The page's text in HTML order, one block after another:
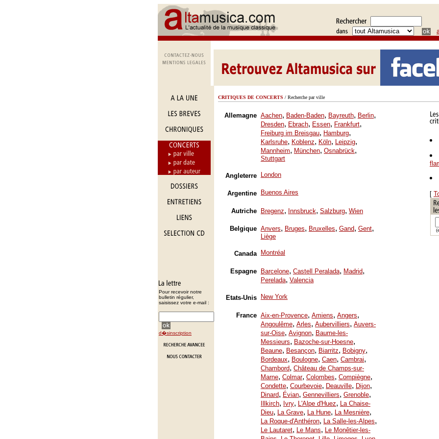
Pour recevoir notre
bulletin régulier,
saisissez votre e-mail :
d�sinscription
CRITIQUES DE CONCERTS / Recherche par ville
Allemagne Aachen, Baden-Baden, Bayreuth, Berlin,
Dresden, Ebrach, Essen, Frankfurt,
Freiburg im Breisgau, Hamburg,
Karlsruhe, Koblenz, Köln, Leipzig,
Mannheim, München, Osnabrück,
Stuttgart
Angleterre London
Argentine Buenos Aires
Autriche Bregenz, Innsbruck, Salzburg, Wien
Belgique Anvers, Bruges, Bruxelles, Gand, Gent,
Liège
Canada Montréal
Espagne Barcelone, Castell Peralada, Madrid,
Perelada, Valencia
Etats-Unis New York
France Aix-en-Provence, Amiens, Angers,
Angoulême, Arles, Aubervilliers, Auvers-
sur-Oise, Avignon, Baume-les-
Messieurs, Bazoche-sur-Hoesne,
Beaune, Besançon, Biarritz, Bobigny,
Bordeaux, Boulogne, Caen, Cambrai,
Chambord, Château de Champs-sur-
Marne, Colmar, Colombes, Compiègne,
Condette, Courbevoie, Deauville, Dijon,
Dinard, Évian, Gennevilliers, Grenoble,
Illkirch, Ivry, L'Alpe d'Huez, La Chaise-
Dieu, La Grave, La Hune, La Mesnière,
La Roque-d'Anthéron, La Salle-les-Alpes,
Le Lautaret, Le Mans, Le Monêtier-les-
[